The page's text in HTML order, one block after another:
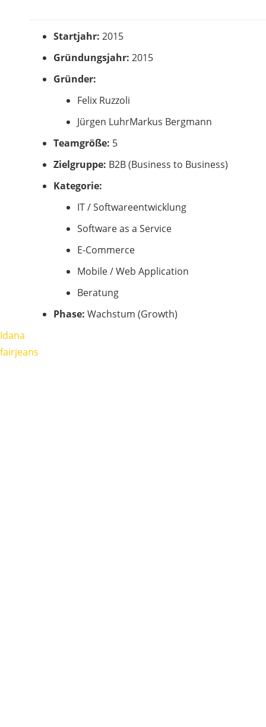
Startjahr: 2015
Gründungsjahr: 2015
Gründer:
Felix Ruzzoli
Jürgen LuhrMarkus Bergmann
Teamgröße: 5
Zielgruppe: B2B (Business to Business)
Kategorie:
IT / Softwareentwicklung
Software as a Service
E-Commerce
Mobile / Web Application
Beratung
Phase: Wachstum (Growth)
Idana
fairjeans